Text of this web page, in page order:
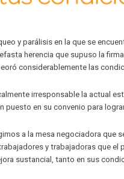
y parálisis en la que se
herencia que supuso la
considerablemente las
irresponsable la actual
en su convenio para
a la mesa negociadora que
y trabajadoras que el
sustancial, tanto en sus